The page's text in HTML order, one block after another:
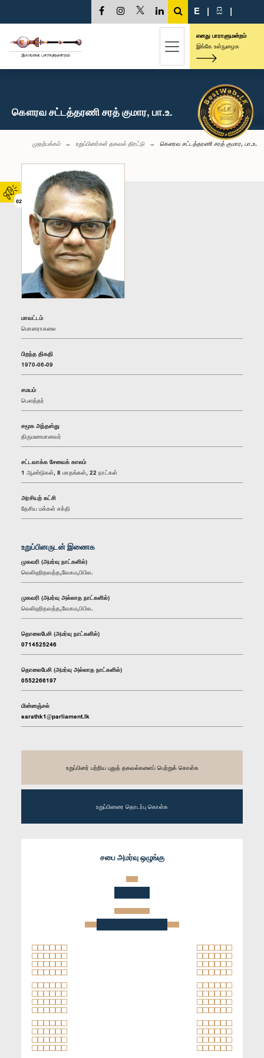
02
E | සි |
எனது பாராளுமன்றம்
இங்கே உள்நுழைக
கௌரவ சட்டத்தரணி சரத் குமார, பா.உ.
முதற்பக்கம் உறுப்பினர்கள் தகவல் திரட்டு கௌரவ சட்டத்தரணி சரத் குமார, பா.உ.
மாவட்டம்
மொனராகலை
பிறந்த திகதி
1970-06-09
சமயம்
பௌத்தர்
சமூக அந்தஸ்து
திருமணமானவர்
சட்டவாக்க சேவைக் காலம்
1 ஆண்டுகள், 8 மாதங்கள், 22 நாட்கள்
அரசியற் கட்சி
தேசிய மக்கள் சக்தி
உறுப்பினருடன் இணைக
முகவரி (அமர்வு நாட்களில்)
வெலிஹிதவத்த,வேகம,பிபில.
முகவரி (அமர்வு அல்லாத நாட்களில்)
வெலிஹிதவத்த,வேகம,பிபில.
தொலைபேசி (அமர்வு நாட்களில்)
0714525246
தொலைபேசி (அமர்வு அல்லாத நாட்களில்)
0552266197
மின்னஞ்சல்
sarathk1@parliament.lk
உறுப்பினர் பற்றிய புதுத் தகவல்களைப் பெற்றுக் கொள்க
உறுப்பினரை தொடர்பு கொள்க
சபை அமர்வு ஒழுங்கு